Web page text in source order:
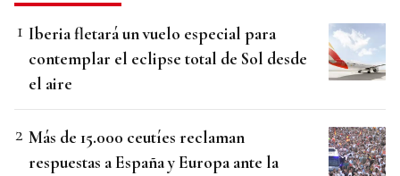
Iberia fletará un vuelo especial para
contemplar el eclipse total de Sol desde
el aire
Más de 15.000 ceutíes reclaman
respuestas a España y Europa ante la